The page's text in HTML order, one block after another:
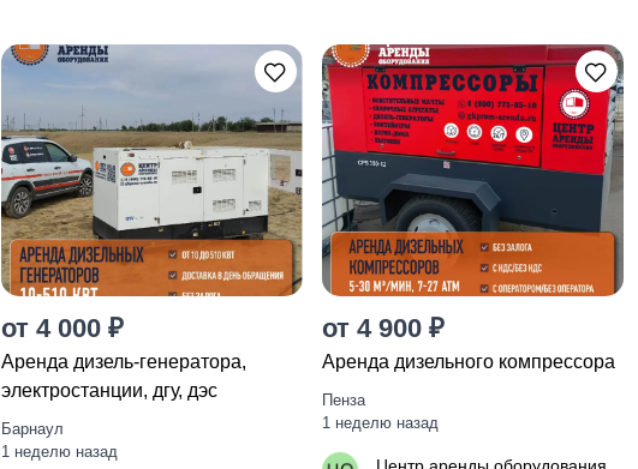
от 4 000 ₽
Apeндa дизель-генератора,
элeктрoстанции, дгу, дэc
Барнаул
1 неделю назад
от 4 900 ₽
Аренда дизельного компрессора
Пенза
1 неделю назад